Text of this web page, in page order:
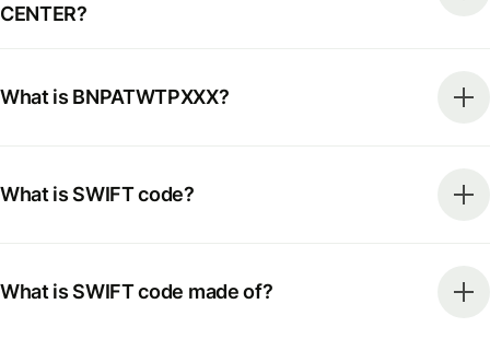
CENTER?
What is BNPATWTPXXX?
What is SWIFT code?
What is SWIFT code made of?